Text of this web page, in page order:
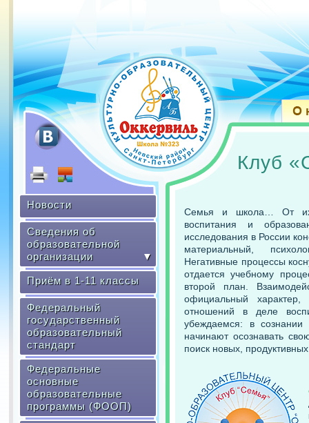
Новости
Сведения об
образовательной
организации
▼
Приём в 1-11 классы
Федеральный
государственный
образовательный
стандарт
Федеральные
основные
образовательные
программы (ФООП)
Клуб
Семья и школа… От их
воспитания и
исследования в России
материальный,
Негативные процессы
отдается учебному
второй план.
официальный характер,
отношений в деле
убеждаемся: в сознании
начинают осознавать
поиск новых,